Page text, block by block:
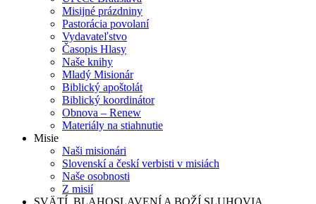
Misijné prázdniny
Pastorácia povolaní
Vydavateľstvo
Časopis Hlasy
Naše knihy
Mladý Misionár
Biblický apoštolát
Biblický koordinátor
Obnova – Renew
Materiály na stiahnutie
Misie
Naši misionári
Slovenskí a českí verbisti v misiách
Naše osobnosti
Z misií